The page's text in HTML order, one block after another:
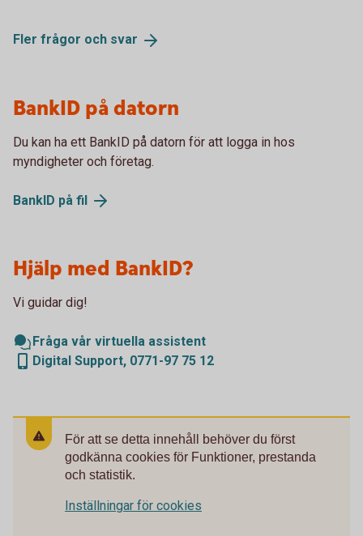
Fler frågor och svar
BankID på datorn
Du kan ha ett BankID på datorn för att logga in hos
myndigheter och företag.
BankID på fil
Hjälp med BankID?
Vi guidar dig!
Fråga vår virtuella assistent
Digital Support, 0771-97 75 12
För att se detta innehåll behöver du först
godkänna cookies för Funktioner, prestanda
och statistik.
Inställningar för cookies